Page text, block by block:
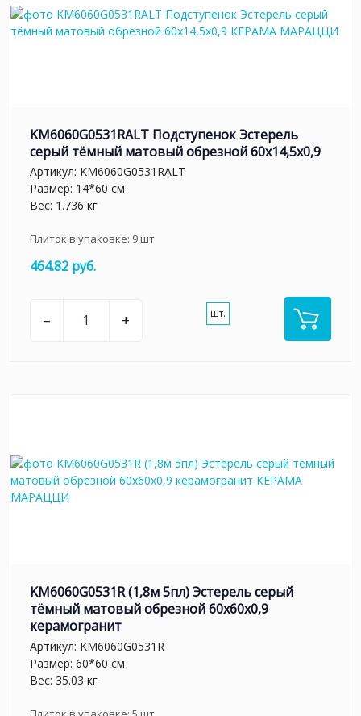
KM6060G0531RALT Подступенок Эстерель
серый тёмный матовый обрезной 60x14,5x0,9
Артикул: KM6060G0531RALT
Размер: 14*60 см
Вес: 1.736 кг
Плиток в упаковке: 9шт
464.82 руб.
– + шт.
KM6060G0531R (1,8м 5пл) Эстерель серый
тёмный матовый обрезной 60x60x0,9
керамогранит
Артикул: KM6060G0531R
Размер: 60*60 см
Вес: 35.03 кг